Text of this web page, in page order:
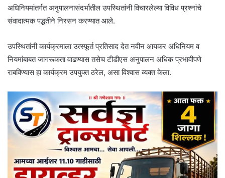
अधिनियमांतर्गत अनुपालनासंदर्भातील उपस्थितांनी विचारलेल्या विविध प्रश्नांचे
संवादात्मक पद्धतीने निरसन करण्यात आले.
उपस्थितांनी कार्यक्रमाला उत्स्फूर्त प्रतिसाद देत नवीन आयकर अधिनियम व
नियमांबाबत जागरूकता वाढण्यास तसेच टीडीएस अनुपालन अधिक प्रभावीपणे
राबविण्यास हा कार्यक्रम उपयुक्त ठरेल, असा विश्वास व्यक्त केला.